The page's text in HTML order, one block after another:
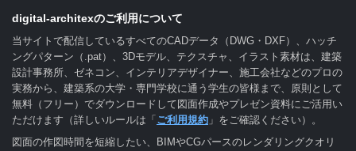
digital-architexのご利用について
当サイトで配信しているすべてのCADデータ（DWG・DXF）、ハッチ
ングパターン（.pat）、3Dモデル、テクスチャ、イラスト素材は、建築
設計事務所、ゼネコン、インテリアデザイナー、施工会社などのプロの
実務から、建築系の大学・専門学校に通う学生の皆様まで、原則として
無料（フリー）でダウンロードして図面作成やプレゼン資料にご活用い
ただけます（詳しいルールは「 ご利用規約 」をご確認ください）。
図面の作図時間を短縮したい、BIMやCGパースのレンダリングクオリ